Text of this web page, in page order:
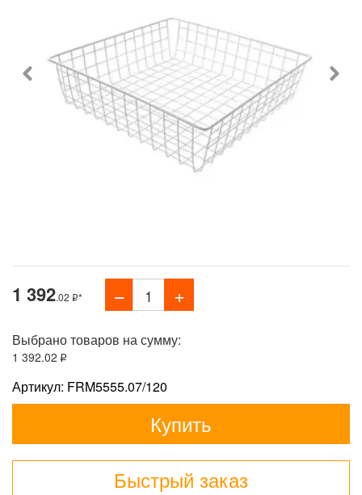
1 392.02 *
Выбрано товаров на сумму:
1 392.02
Артикул: FRM5555.07/120
Купить
Быстрый заказ